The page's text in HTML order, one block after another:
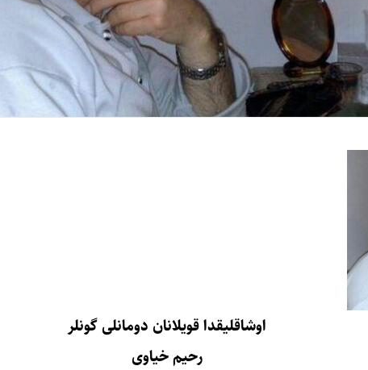
اوشاقلیقدا قویلانان دومانلی گونلر
رحیم خیاوی